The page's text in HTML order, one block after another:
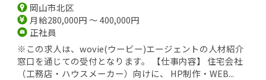
岡山市北区
月給280,000円 ～ 400,000円
正社員
※この求人は、wovie(ウービー)エージェントの人材紹介
窓口を通じての受付となります。 【仕事内容】 住宅会社
（工務店・ハウスメーカー）向けに、 HP制作・WEB...